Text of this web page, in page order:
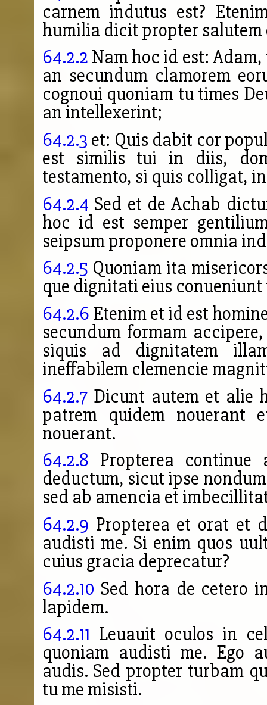
carnem indutus est?
humilia dicit propter salutem
64.2.2 Nam hoc id est:
an secundum clamorem
cognoui quoniam tu times
an intellexerint;
64.2.3 et: Quis dabit cor
est similis tui in diis,
testamento, si quis colligat,
64.2.4 Sed et de Achab
hoc id est semper
seipsum proponere omnia
64.2.5 Quoniam ita
que dignitati eius
64.2.6 Etenim et id est
secundum formam
siquis ad dignitatem
ineffabilem clemencie
64.2.7Dicunt autem et alie
patrem quidem nouerant
nouerant.
64.2.8 Propterea
deductum, sicut ipse
sed ab amencia et
64.2.9 Propterea et orat et
audisti me. Si enim quos
cuius gracia deprecatur?
64.2.10 Sed hora de cetero
lapidem.
64.2.11 Leuauit oculos in
quoniam audisti me. Ego
audis. Sed propter turbam
tu me misisti.